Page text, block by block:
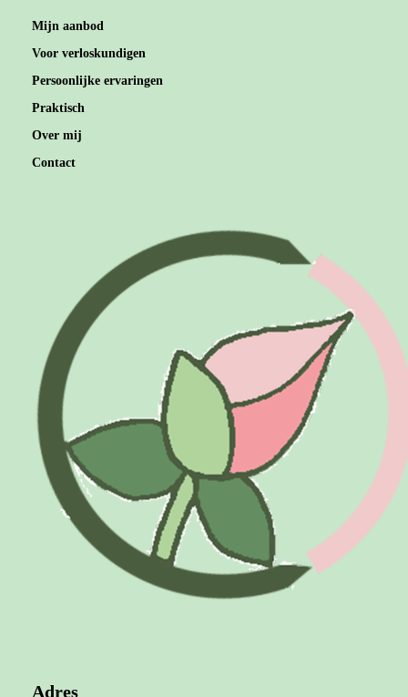
Mijn aanbod
Voor verloskundigen
Persoonlijke ervaringen
Praktisch
Over mij
Contact
Adres